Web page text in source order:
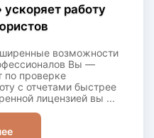
работу
возможности
Вы —
по проверке
с отчетами быстрее
лицензией вы ...